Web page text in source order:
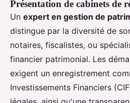
Présentation de cabinets de
Un expert en gestion de
distingue par la diversité de
notaires, fiscalistes, ou
financier patrimonial. Les
exigent un enregistrement
Investissements Financiers